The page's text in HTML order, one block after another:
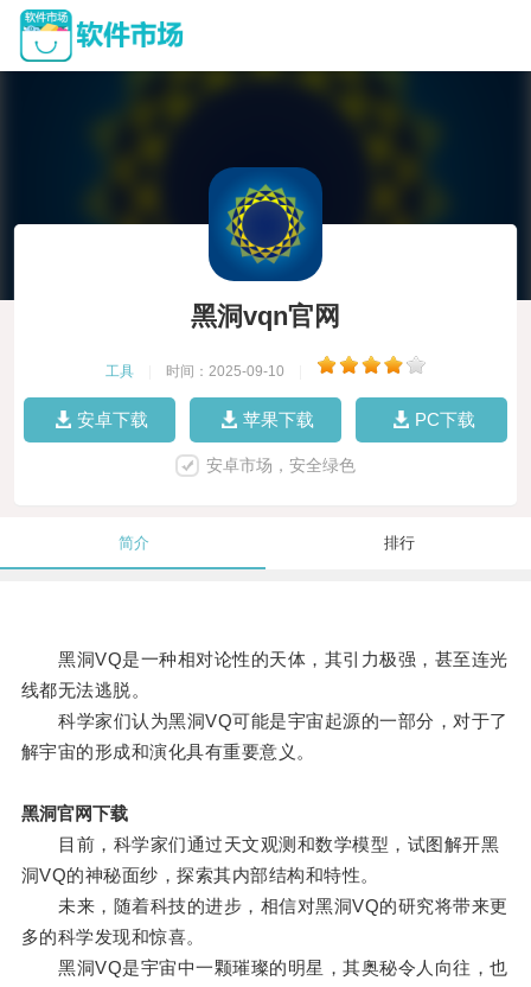
黑洞vqn官网
工具 时间：2025-09-10
安卓下载 苹果下载 PC下载
安卓市场，安全绿色
简介 排行
黑洞VQ是一种相对论性的天体，其引力极强，甚至连光
线都无法逃脱。
科学家们认为黑洞VQ可能是宇宙起源的一部分，对于了
解宇宙的形成和演化具有重要意义。
黑洞官网下载
目前，科学家们通过天文观测和数学模型，试图解开黑
洞VQ的神秘面纱，探索其内部结构和特性。
未来，随着科技的进步，相信对黑洞VQ的研究将带来更
多的科学发现和惊喜。
黑洞VQ是宇宙中一颗璀璨的明星，其奥秘令人向往，也